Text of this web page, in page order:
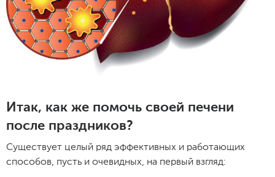
Итак, как же помочь своей печени
после праздников?
Существует целый ряд эффективных и работающих
способов, пусть и очевидных, на первый взгляд: